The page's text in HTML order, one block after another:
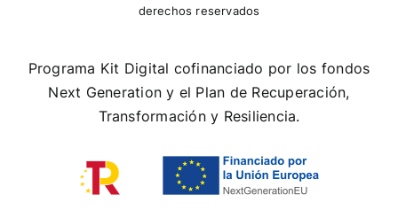
derechos reservados
Programa Kit Digital cofinanciado por los fondos
Next Generation y el Plan de Recuperación,
Transformación y Resiliencia.